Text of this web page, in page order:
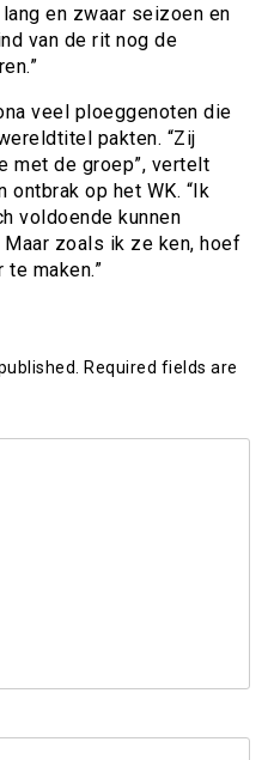
en zwaar seizoen en
van de rit nog de
veel ploeggenoten die
pakten. “Zij
met de groep”, vertelt
op het WK. “Ik
voldoende kunnen
zoals ik ze ken, hoef
maken.”
Required fields are